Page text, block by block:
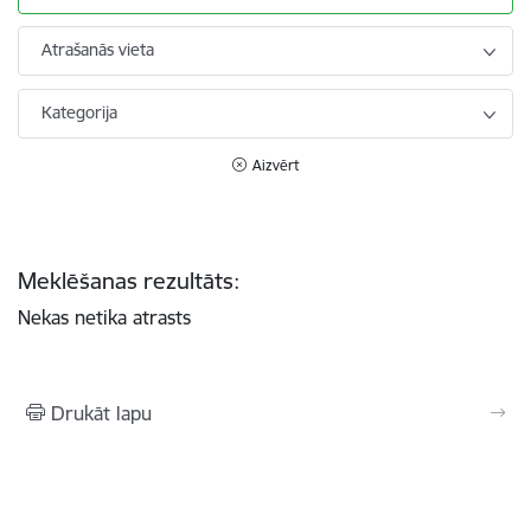
Atrašanās vieta
Kategorija
Aizvērt
Meklēšanas rezultāts:
Nekas netika atrasts
Drukāt lapu